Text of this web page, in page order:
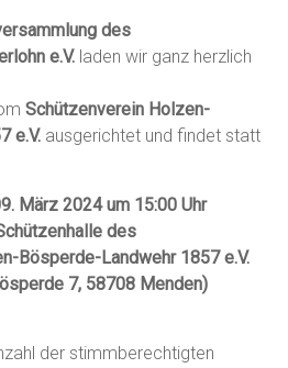
des
e.V. laden wir ganz herzlich
Schützenverein Holzen-
e.V. ausgerichtet und findet statt
März 2024 um 15:00 Uhr
des
Bösperde-Landwehr 1857 e.V.
7, 58708 Menden)
der stimmberechtigten